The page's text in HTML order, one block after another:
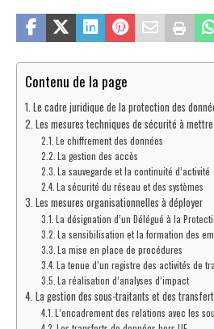
Contenu de la page
Le cadre juridique de la protection des
Les mesures techniques de sécurité à
Le chiffrement des données
La gestion des accès
La sauvegarde et la continuité d’activité
La sécurité du réseau et des systèmes
Les mesures organisationnelles à déployer
La désignation d’un Délégué à la
La sensibilisation et la formation des
La mise en place de procédures
La tenue d’un registre des activités de
La réalisation d’analyses d’impact
La gestion des sous-traitants et des
L’encadrement des relations avec les